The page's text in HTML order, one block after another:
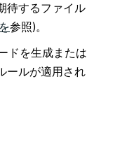
待するファイル
参照)。
ドを生成または
ールが適用され